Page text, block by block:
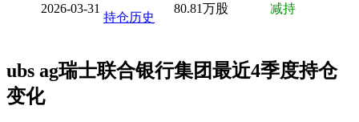
2026-03-31
持仓历史
80.81万股 减持
ubs ag瑞士联合银行集团最近4季度持仓
变化